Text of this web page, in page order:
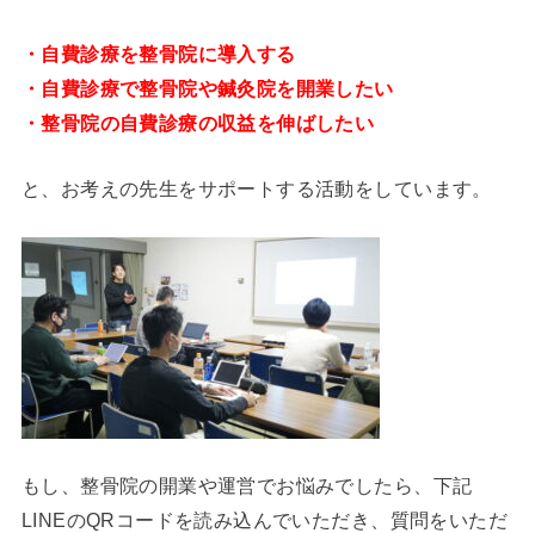
・自費診療を整骨院に導入する
・自費診療で整骨院や鍼灸院を開業したい
・整骨院の自費診療の収益を伸ばしたい
と、お考えの先生をサポートする活動をしています。
もし、整骨院の開業や運営でお悩みでしたら、下記
LINEのQRコードを読み込んでいただき、質問をいただ